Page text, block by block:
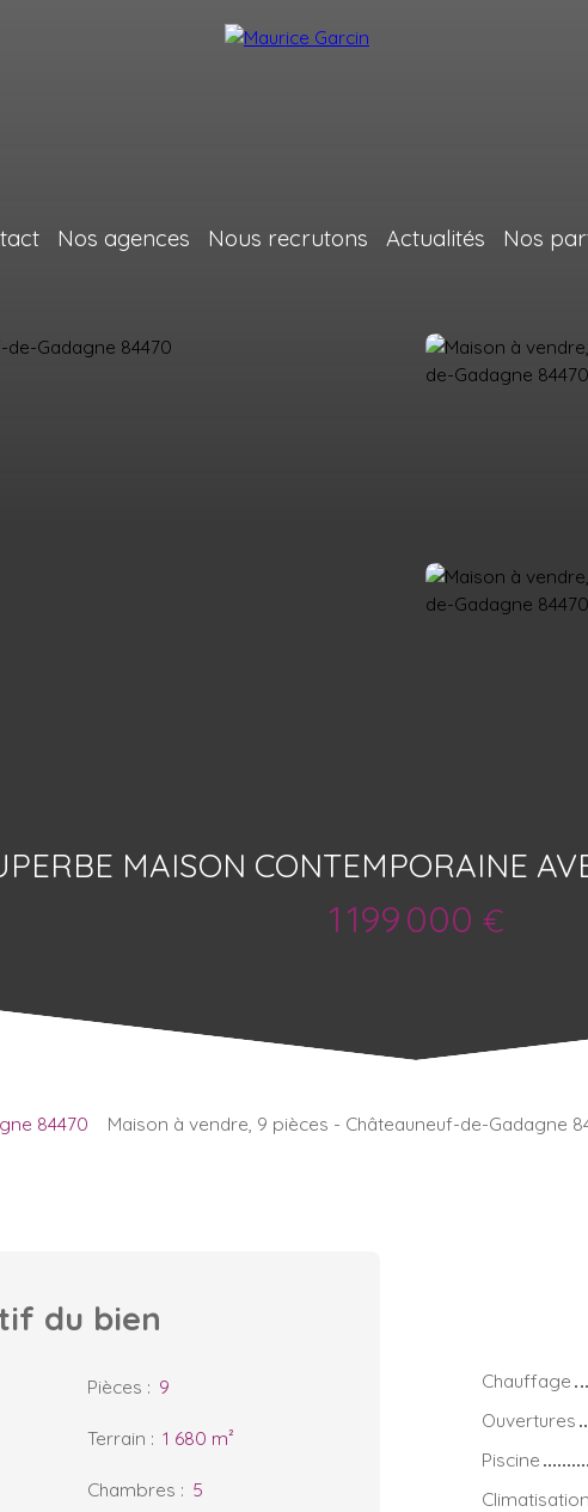
Nos agences Nous recrutons Actualités Nos
MAISON CONTEMPORAINE
1 199 000 €
84470 Maison à vendre, 9 pièces - Châteauneuf-de-Gadagne
du bien
Pièces : 9
Terrain : 1 680 m²
Chambres : 5
Chauffage
Ouvertures
Piscine
Climatisation